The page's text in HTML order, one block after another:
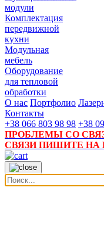
модули
Комплектация
передвижной
кухни
Модульная
мебель
Оборудование
для тепловой
обработки
О нас Портфолио
Контакты
+38 066 803 98 98 +38
ПРОБЛЕМЫ СО
СВЯЗИ ПИШИТЕ НА